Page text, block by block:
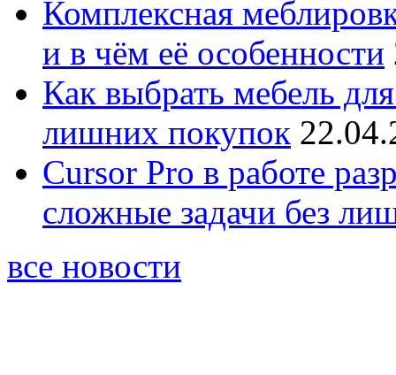
Комплексная
и в чём её особенности
Как выбрать мебель
лишних покупок
Cursor Pro в работе
сложные задачи без
все новости